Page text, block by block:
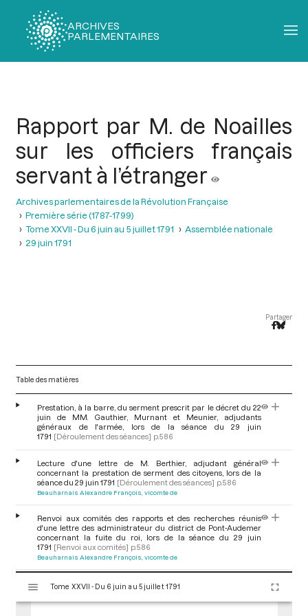
ARCHIVES
PARLEMENTAIRES
Rapport par M. de Noailles
sur les officiers français
servant à l’étranger
Archives parlementaires de la Révolution Française
Première série (1787-1799)
Tome XXVII - Du 6 juin au 5 juillet 1791
Assemblée nationale
29 juin 1791
Partager
Table des matières
Prestation, à la barre, du serment prescrit par le décret du 22
juin de MM. Gauthier, Murnant et Meunier, adjudants
généraux de l'armée, lors de la séance du 29 juin
1791 [Déroulement des séances] p.586
Lecture d'une lettre de M. Berthier, adjudant général
concernant la prestation de serment des citoyens, lors de la
séance du 29 juin 1791 [Déroulement des séances] p.586
Beauharnais Alexandre François, vicomte de
Renvoi aux comités des rapports et des recherches réunis
d'une lettre des administrateur du district de Pont-Audemer
concernant la fuite du roi, lors de la séance du 29 juin
1791 [Renvoi aux comités] p.586
Beauharnais Alexandre François, vicomte de
Hommage à l'Assemblée par M. Maurice Lévêque, hommes de
lettres à Paris, d'un ouvrage de sa composition intitulé 'Tableau
politique religieux et moral de Rome et des Etats
s
Tome XXVII - Du 6 juin au 5 juillet 1791